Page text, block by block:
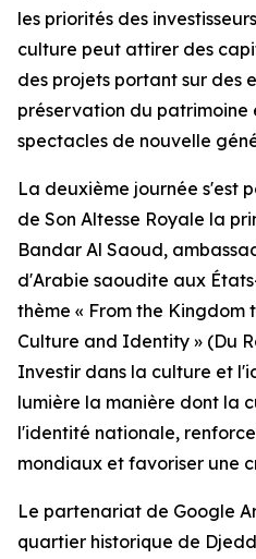
les priorités des
culture peut attirer des
des projets portant sur des
préservation du patrimoine
spectacles de nouvelle
La deuxième journée s'est
de Son Altesse Royale la
Bandar Al Saoud,
d'Arabie saoudite aux
thème « From the Kingdom
Culture and Identity » (Du
Investir dans la culture et
lumière la manière dont la
l'identité nationale,
mondiaux et favoriser une
Le partenariat de Google
quartier historique de